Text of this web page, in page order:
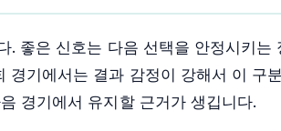
좋은 신호는 다음 선택을 안정시키는
기에서는 결과 감정이 강해서 이 구
경기에서 유지할 근거가 생깁니다.